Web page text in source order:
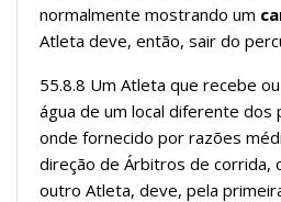
normalmente mostrando um
Atleta deve, então, sair do
55.8.8 Um Atleta que recebe
água de um local diferente
onde fornecido por razões
direção de Árbitros de corrida,
outro Atleta, deve, pela